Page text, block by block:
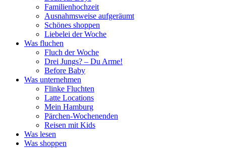
Familienhochzeit
Ausnahmsweise aufgeräumt
Schönes shoppen
Liebelei der Woche
Was fluchen
Fluch der Woche
Drei Jungs? – Du Arme!
Before Baby
Was unternehmen
Flinke Fluchten
Latte Locations
Mein Hamburg
Pärchen-Wochenenden
Reisen mit Kids
Was lesen
Was shoppen